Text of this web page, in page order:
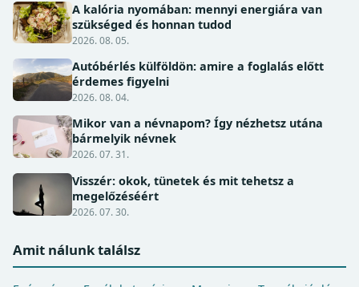
A kalória nyomában: mennyi energiára van
szükséged és honnan tudod
2026. 08. 05.
Autóbérlés külföldön: amire a foglalás előtt
érdemes figyelni
2026. 08. 04.
Mikor van a névnapom? Így nézhetsz utána
bármelyik névnek
2026. 07. 31.
Visszér: okok, tünetek és mit tehetsz a
megelőzéséért
2026. 07. 30.
Amit nálunk találsz